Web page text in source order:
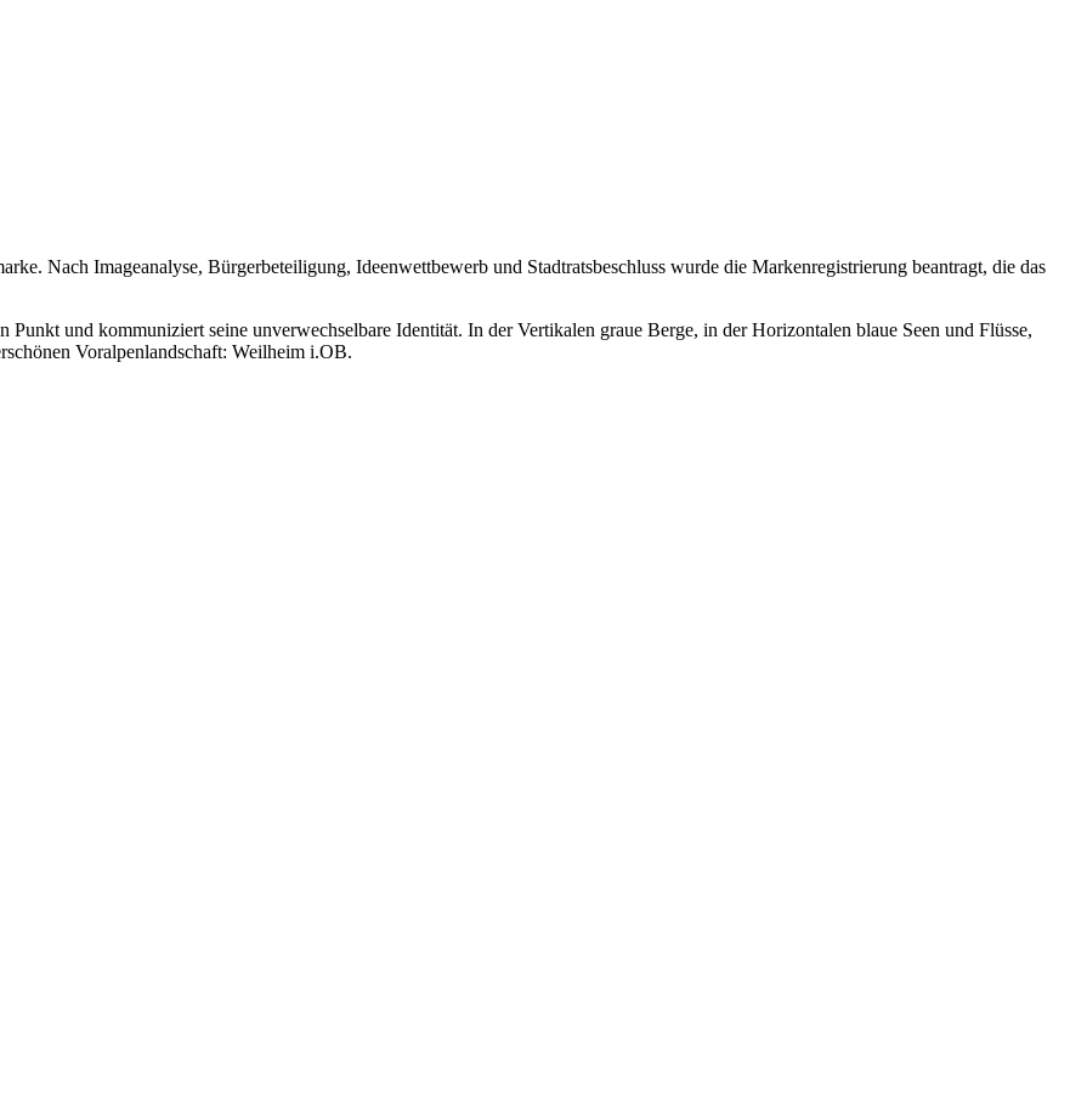
Nach Imageanalyse, Bürgerbeteiligung, Ideenwettbewerb und Stadtratsbeschluss wurde die Markenregistrierung beantragt, die das
und kommuniziert seine unverwechselbare Identität. In der Vertikalen graue Berge, in der Horizontalen blaue Seen und Flüsse,
Voralpenlandschaft: Weilheim i.OB.